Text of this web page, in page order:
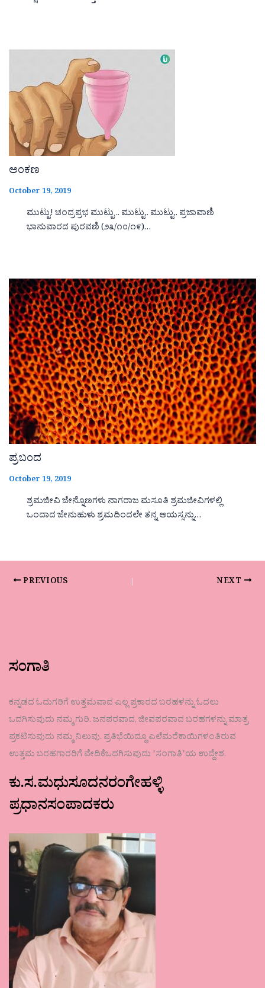
ಅಂಕಣ
October 19, 2019
ಮುಟ್ಟು! ಚಂದ್ರಪ್ರಭ ಮುಟ್ಟು .. ಮುಟ್ಟು.. ಮುಟ್ಟು.. ಪ್ರಜಾವಾಣಿ
ಭಾನುವಾರದ ಪುರವಣಿ (೨೩/೧೦/೧೯)…
ಪ್ರಬಂದ
October 19, 2019
ಶ್ರಮಜೀವಿ ಜೇನ್ನೊಣಗಳು ನಾಗರಾಜ ಮಸೂತಿ ಶ್ರಮಜೀವಿಗಳಲ್ಲಿ
ಒಂದಾದ ಜೇನುಹುಳು ಶ್ರಮದಿಂದಲೇ ತನ್ನ ಆಯಸ್ಸನ್ನು…
PREVIOUS NEXT
ಸಂಗಾತಿ
ಕನ್ನಡದ ಓದುಗರಿಗೆ ಉತ್ತಮವಾದ ಎಲ್ಲ ಪ್ರಕಾರದ ಬರಹಳನ್ನು ಓದಲು
ಒದಗಿಸುವುದು ನಮ್ಮ ಗುರಿ. ಜನಪರವಾದ, ಜೀವಪರವಾದ ಬರಹಗಳನ್ನು ಮಾತ್ರ
ಪ್ರಕಟಿಸುವುದು ನಮ್ಮ ನಿಲುವು. ಪ್ರತಿಭೆಯಿದ್ದೂ ಎಲೆಮರೆಕಾಯಿಗಳಂತಿರುವ
ಉತ್ತಮ ಬರಹಗಾರರಿಗೆ ವೇದಿಕೆಒದಗಿಸುವುದು ʼಸಂಗಾತಿʼಯ ಉದ್ದೇಶ.
ಕು.ಸ.ಮಧುಸೂದನರಂಗೇಹಳ್ಳಿ
ಪ್ರಧಾನಸಂಪಾದಕರು